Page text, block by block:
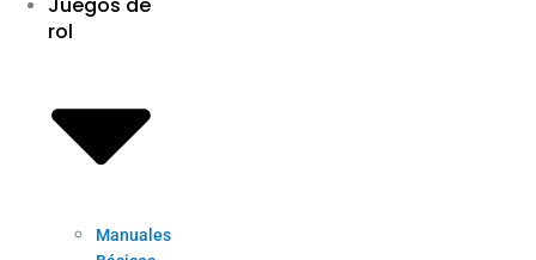
rol
Manuales